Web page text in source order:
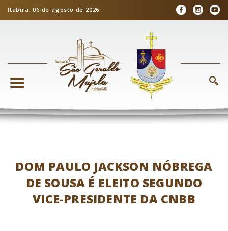
Itabira, 06 de agosto de 2026
DOM PAULO JACKSON NÓBREGA
DE SOUSA É ELEITO SEGUNDO
VICE-PRESIDENTE DA CNBB